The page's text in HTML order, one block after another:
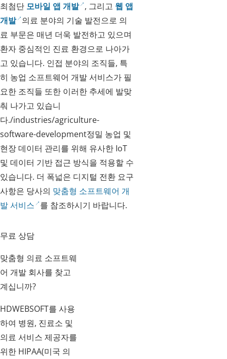
최첨단 모바일 앱 개발 , 그리고 웹 앱
개발 의료 분야의 기술 발전으로 의
료 부문은 매년 더욱 발전하고 있으며
환자 중심적인 진료 환경으로 나아가
고 있습니다. 인접 분야의 조직들, 특
히 농업 소프트웨어 개발 서비스가 필
요한 조직들 또한 이러한 추세에 발맞
춰 나가고 있습니
다./industries/agriculture-
software-development정밀 농업 및
현장 데이터 관리를 위해 유사한 IoT
및 데이터 기반 접근 방식을 적용할 수
있습니다. 더 폭넓은 디지털 전환 요구
사항은 당사의 맞춤형 소프트웨어 개
발 서비스 를 참조하시기 바랍니다.
무료 상담
맞춤형 의료 소프트웨
어 개발 회사를 찾고
계십니까?
HDWEBSOFT를 사용
하여 병원, 진료소 및
의료 서비스 제공자를
위한 HIPAA(미국 의